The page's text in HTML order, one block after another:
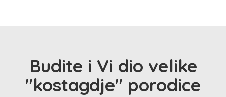
Budite i Vi dio velike
"kostagdje" porodice